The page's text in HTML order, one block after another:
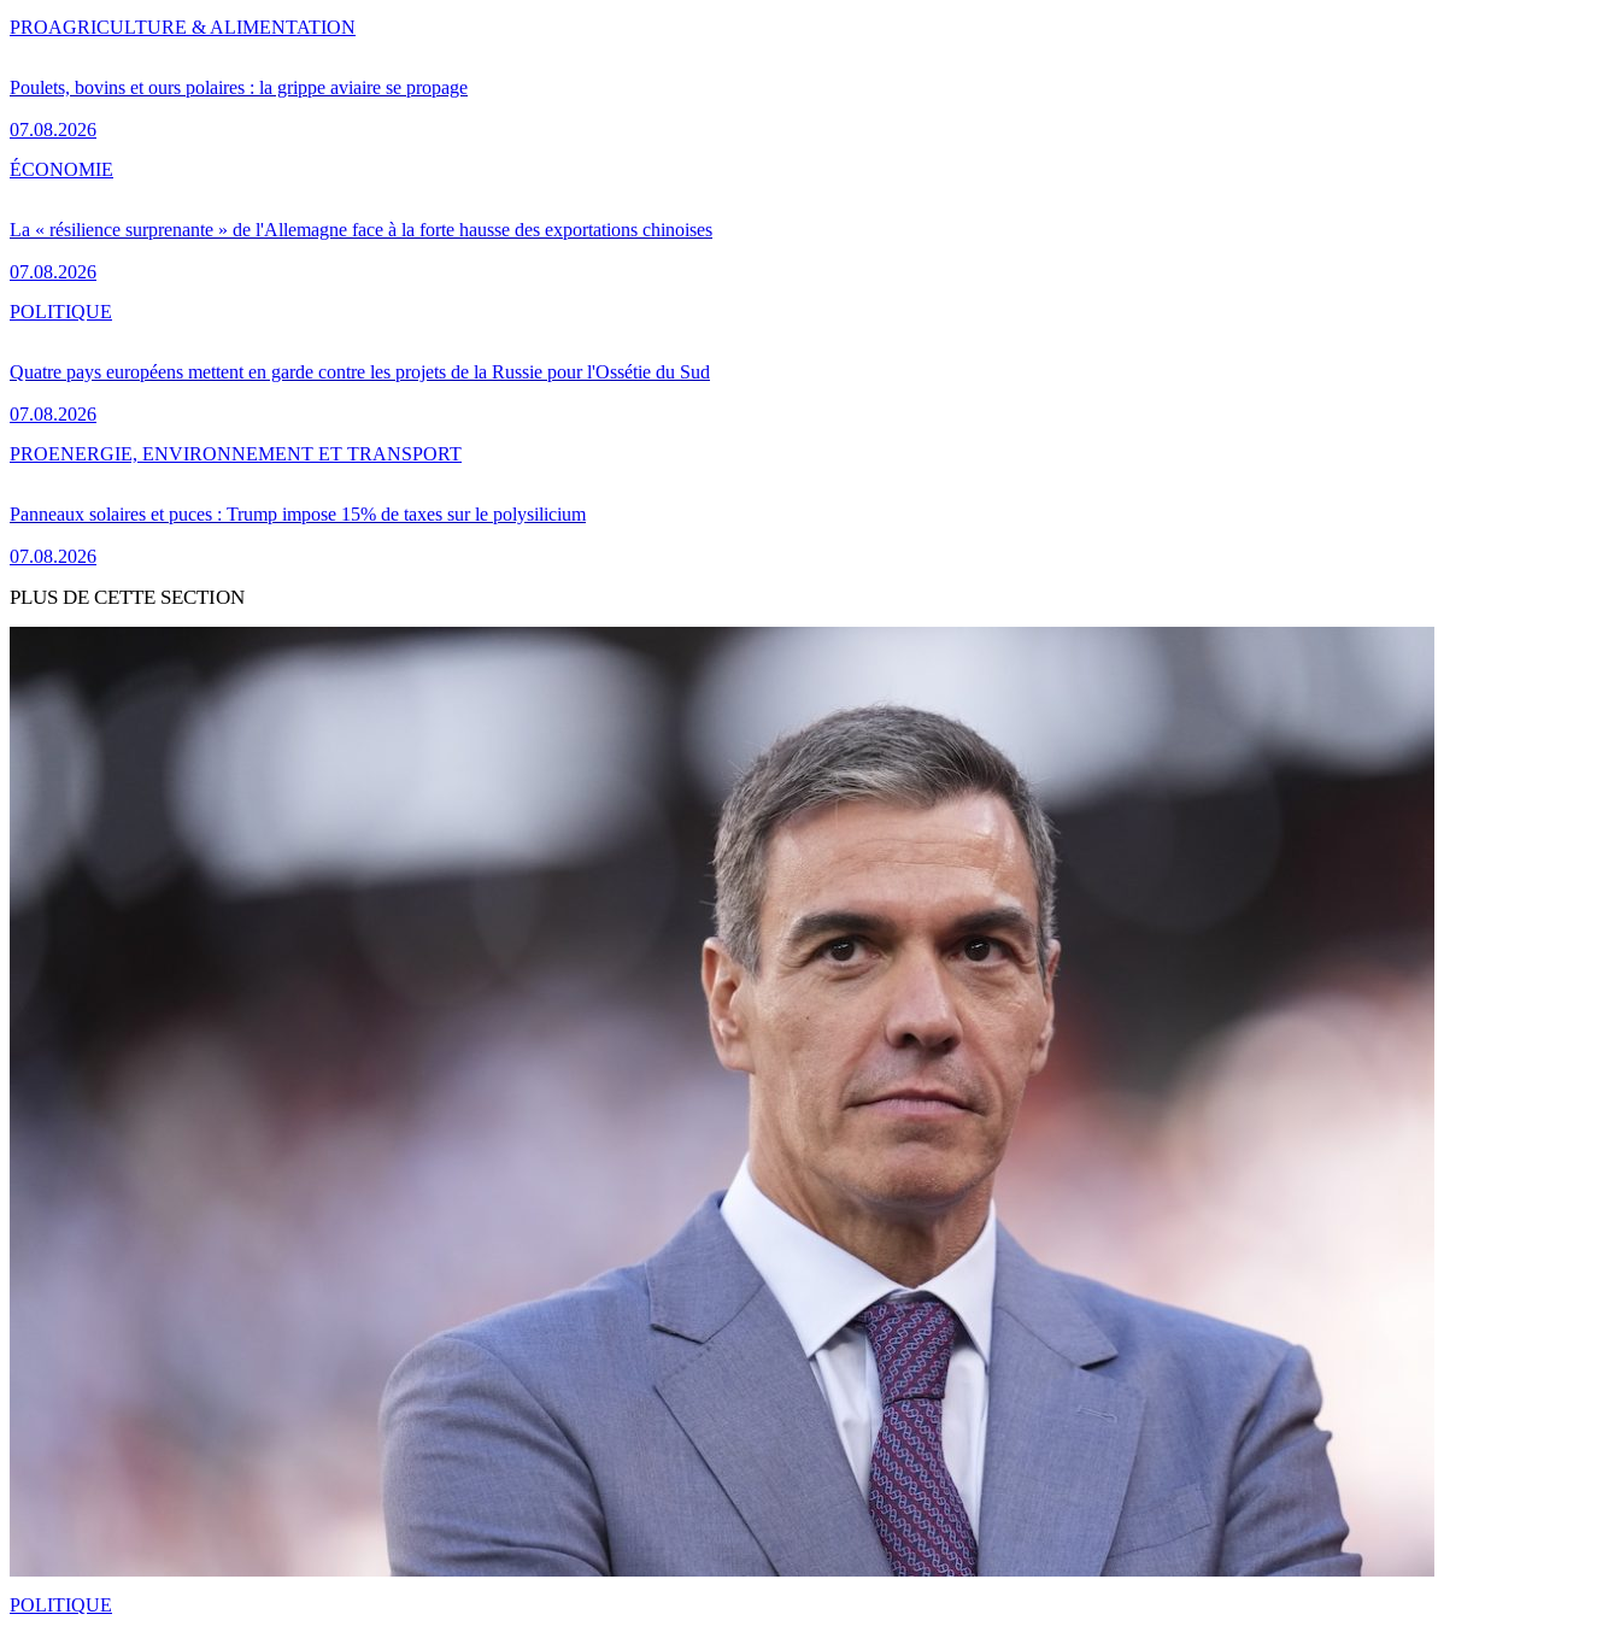
Poulets, bovins et ours polaires : la grippe aviaire se propage
07.08.2026
PROAGRICULTURE & ALIMENTATION
La « résilience surprenante » de l'Allemagne face à la forte hausse des exportations chinoises
07.08.2026
ÉCONOMIE
Quatre pays européens mettent en garde contre les projets de la Russie pour l'Ossétie du Sud
07.08.2026
POLITIQUE
Panneaux solaires et puces : Trump impose 15% de taxes sur le polysilicium
07.08.2026
PROENERGIE, ENVIRONNEMENT ET TRANSPORT
PLUS DE CETTE SECTION
POLITIQUE